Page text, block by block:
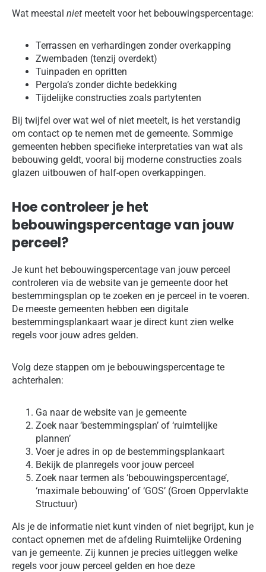
Wat meestal niet meetelt voor het bebouwingspercentage:
Terrassen en verhardingen zonder overkapping
Zwembaden (tenzij overdekt)
Tuinpaden en opritten
Pergola’s zonder dichte bedekking
Tijdelijke constructies zoals partytenten
Bij twijfel over wat wel of niet meetelt, is het verstandig
om contact op te nemen met de gemeente. Sommige
gemeenten hebben specifieke interpretaties van wat als
bebouwing geldt, vooral bij moderne constructies zoals
glazen uitbouwen of half-open overkappingen.
Hoe controleer je het
bebouwingspercentage van jouw
perceel?
Je kunt het bebouwingspercentage van jouw perceel
controleren via de website van je gemeente door het
bestemmingsplan op te zoeken en je perceel in te voeren.
De meeste gemeenten hebben een digitale
bestemmingsplankaart waar je direct kunt zien welke
regels voor jouw adres gelden.
Volg deze stappen om je bebouwingspercentage te
achterhalen:
Ga naar de website van je gemeente
Zoek naar ‘bestemmingsplan’ of ‘ruimtelijke
plannen’
Voer je adres in op de bestemmingsplankaart
Bekijk de planregels voor jouw perceel
Zoek naar termen als ‘bebouwingspercentage’,
‘maximale bebouwing’ of ‘GOS’ (Groen Oppervlakte
Structuur)
Als je de informatie niet kunt vinden of niet begrijpt, kun je
contact opnemen met de afdeling Ruimtelijke Ordening
van je gemeente. Zij kunnen je precies uitleggen welke
regels voor jouw perceel gelden en hoe deze